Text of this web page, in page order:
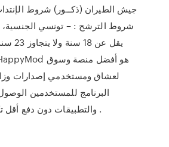
شروط الترشح : – تونسي الجنسية، –
لعشاق ومستخدمي إصدارات
البرنامج للمستخدمين
والتطبيقات دون دفع أقل تكلفة ومجاني تمامًا .